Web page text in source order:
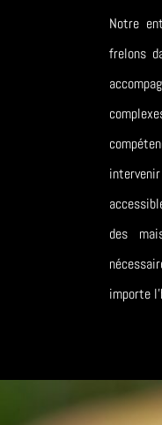
Notre
frelons
des
importe